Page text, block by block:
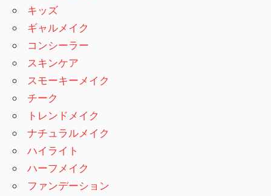
キッズ
ギャルメイク
コンシーラー
スキンケア
スモーキーメイク
チーク
トレンドメイク
ナチュラルメイク
ハイライト
ハーフメイク
ファンデーション